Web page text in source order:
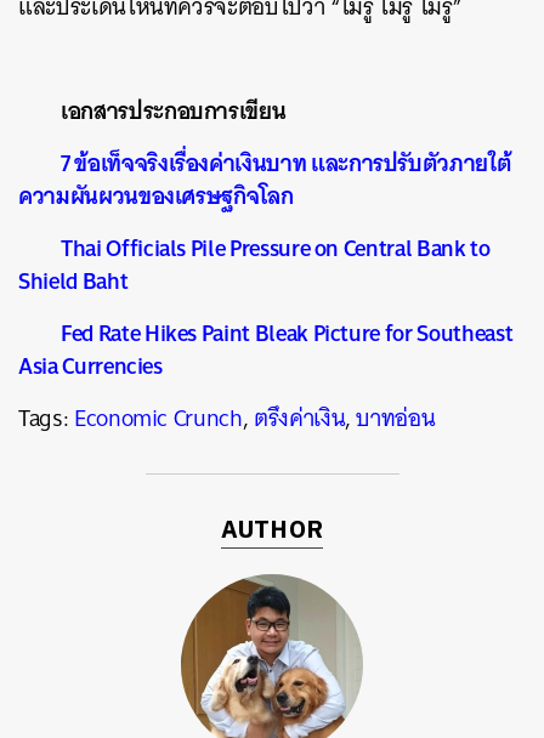
เอกสารประกอบการเขียน
7 ข้อเท็จจริงเรื่องค่าเงินบาท และการปรับตัวภายใต้
ความผันผวนของเศรษฐกิจโลก
Thai Officials Pile Pressure on Central Bank to
Shield Baht
Fed Rate Hikes Paint Bleak Picture for Southeast
Asia Currencies
Tags:Economic Crunch,ตรึงค่าเงิน,บาทอ่อน
AUTHOR